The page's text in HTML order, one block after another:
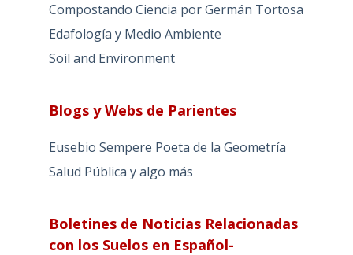
Compostando Ciencia por Germán Tortosa
Edafología y Medio Ambiente
Soil and Environment
Blogs y Webs de Parientes
Eusebio Sempere Poeta de la Geometría
Salud Pública y algo más
Boletines de Noticias Relacionadas
con los Suelos en Español-